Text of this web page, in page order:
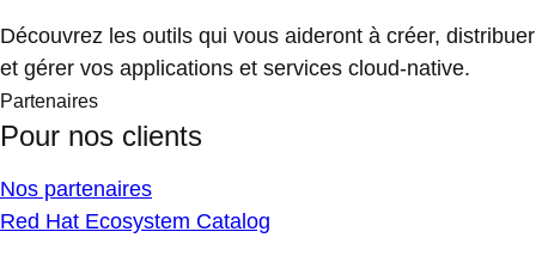
Découvrez les outils qui vous aideront à créer, distribuer
et gérer vos applications et services cloud-native.
Partenaires
Pour nos clients
Nos partenaires
Red Hat Ecosystem Catalog